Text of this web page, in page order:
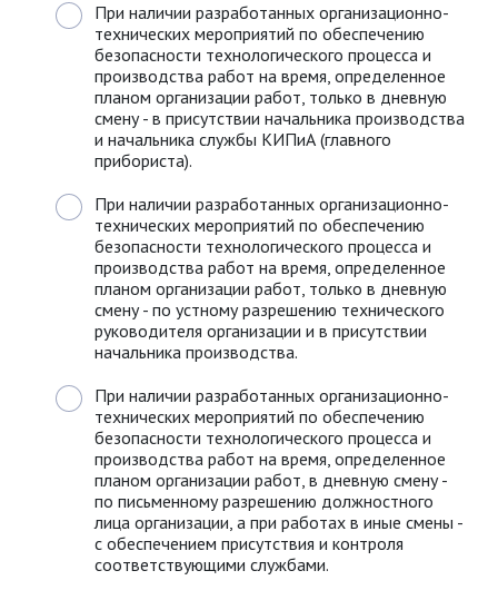
При наличии разработанных организационно-
технических мероприятий по обеспечению
безопасности технологического процесса и
производства работ на время, определенное
планом организации работ, только в дневную
смену - в присутствии начальника производства
и начальника службы КИПиА (главного
прибориста).
При наличии разработанных организационно-
технических мероприятий по обеспечению
безопасности технологического процесса и
производства работ на время, определенное
планом организации работ, только в дневную
смену - по устному разрешению технического
руководителя организации и в присутствии
начальника производства.
При наличии разработанных организационно-
технических мероприятий по обеспечению
безопасности технологического процесса и
производства работ на время, определенное
планом организации работ, в дневную смену -
по письменному разрешению должностного
лица организации, а при работах в иные смены -
с обеспечением присутствия и контроля
соответствующими службами.